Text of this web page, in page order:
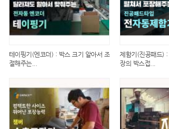
테이핑기(엔코더) : 박스 크기 알아서 조
절해주는...
제함기(진공패드)
장의 박스접...